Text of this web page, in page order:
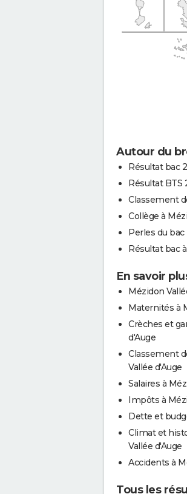
Autour du
Résultat bac
Résultat BTS
Classement
Collège à
Perles du bac
Résultat bac
En savoir
Mézidon
Maternités à
Crèches et
d'Auge
Classement
Vallée d'Auge
Salaires à
Impôts à
Dette et
Climat et
Vallée d'Auge
Accidents à
Tous les